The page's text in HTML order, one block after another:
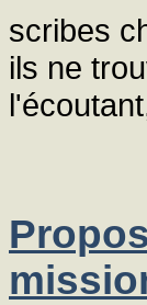
scribes
ils ne